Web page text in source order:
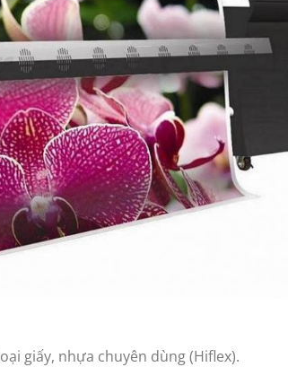
giấy, nhựa chuyên dùng (Hiflex).